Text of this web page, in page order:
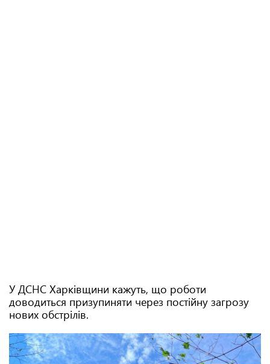
У ДСНС Харківщини кажуть, що роботи
доводиться призупиняти через постійну загрозу
нових обстрілів.